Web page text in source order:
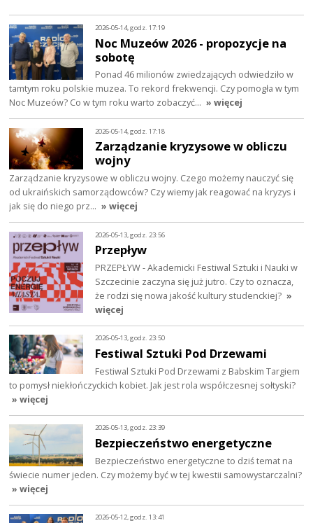
2026-05-14, godz. 17:19
Noc Muzeów 2026 - propozycje na
sobotę
Ponad 46 milionów zwiedzających odwiedziło w
tamtym roku polskie muzea. To rekord frekwencji. Czy pomogła w tym
Noc Muzeów? Co w tym roku warto zobaczyć… » więcej
2026-05-14, godz. 17:18
Zarządzanie kryzysowe w obliczu
wojny
Zarządzanie kryzysowe w obliczu wojny. Czego możemy nauczyć się
od ukraińskich samorządowców? Czy wiemy jak reagować na kryzys i
jak się do niego prz… » więcej
2026-05-13, godz. 23:56
Przepływ
PRZEPŁYW - Akademicki Festiwal Sztuki i Nauki w
Szczecinie zaczyna się już jutro. Czy to oznacza,
że rodzi się nowa jakość kultury studenckiej? »
więcej
2026-05-13, godz. 23:50
Festiwal Sztuki Pod Drzewami
Festiwal Sztuki Pod Drzewami z Babskim Targiem
to pomysł niekłończyckich kobiet. Jak jest rola współczesnej sołtyski?
» więcej
2026-05-13, godz. 23:39
Bezpieczeństwo energetyczne
Bezpieczeństwo energetyczne to dziś temat na
świecie numer jeden. Czy możemy być w tej kwestii samowystarczalni?
» więcej
2026-05-12, godz. 13:41